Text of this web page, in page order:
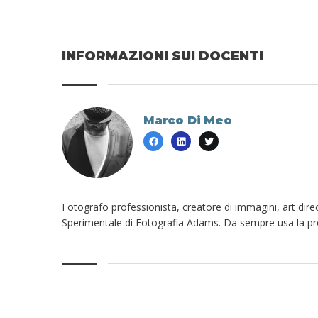
INFORMAZIONI SUI DOCENTI
Marco Di Meo
Fotografo professionista, creatore di immagini, art
Sperimentale di Fotografia Adams. Da sempre usa la